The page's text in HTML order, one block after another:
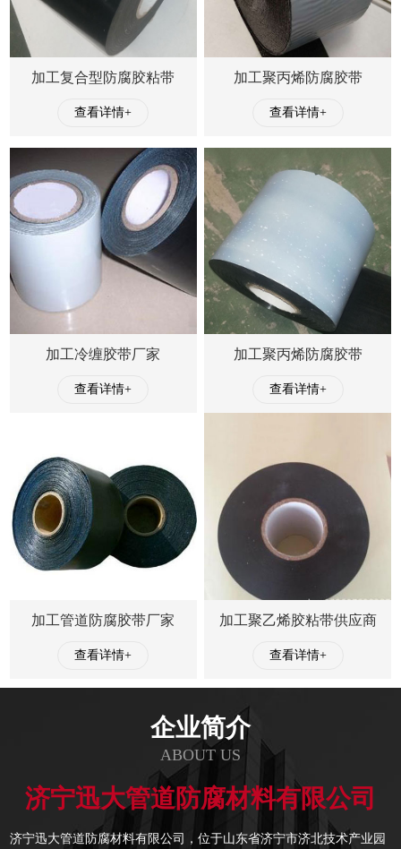
加工复合型防腐胶粘带
查看详情+
加工聚丙烯防腐胶带
查看详情+
加工冷缠胶带厂家
查看详情+
加工聚丙烯防腐胶带
查看详情+
加工管道防腐胶带厂家
查看详情+
加工聚乙烯胶粘带供应商
查看详情+
企业简介
ABOUT US
济宁迅大管道防腐材料有限公司
济宁迅大管道防腐材料有限公司，位于山东省济宁市济北技术产业园